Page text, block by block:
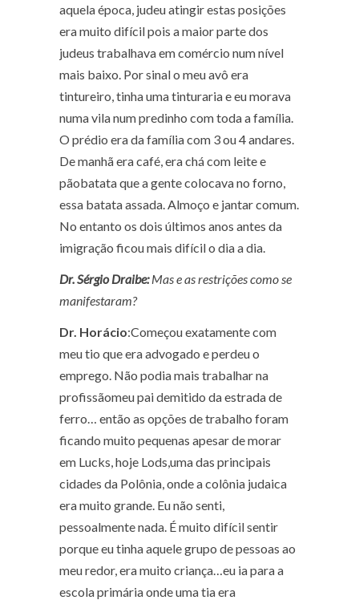
aquela época, judeu atingir estas posições
era muito difícil pois a maior parte dos
judeus trabalhava em comércio num nível
mais baixo. Por sinal o meu avô era
tintureiro, tinha uma tinturaria e eu morava
numa vila num predinho com toda a família.
O prédio era da família com 3 ou 4 andares.
De manhã era café, era chá com leite e
pãobatata que a gente colocava no forno,
essa batata assada. Almoço e jantar comum.
No entanto os dois últimos anos antes da
imigração ficou mais difícil o dia a dia.
Dr. Sérgio Draibe:Mas e as restrições como se
manifestaram?
Dr. Horácio:Começou exatamente com
meu tio que era advogado e perdeu o
emprego. Não podia mais trabalhar na
profissãomeu pai demitido da estrada de
ferro… então as opções de trabalho foram
ficando muito pequenas apesar de morar
em Lucks, hoje Lods,uma das principais
cidades da Polônia, onde a colônia judaica
era muito grande. Eu não senti,
pessoalmente nada. É muito difícil sentir
porque eu tinha aquele grupo de pessoas ao
meu redor, era muito criança…eu ia para a
escola primária onde uma tia era